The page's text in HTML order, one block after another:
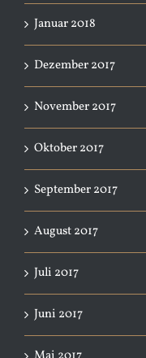
Januar 2018
Dezember 2017
November 2017
Oktober 2017
September 2017
August 2017
Juli 2017
Juni 2017